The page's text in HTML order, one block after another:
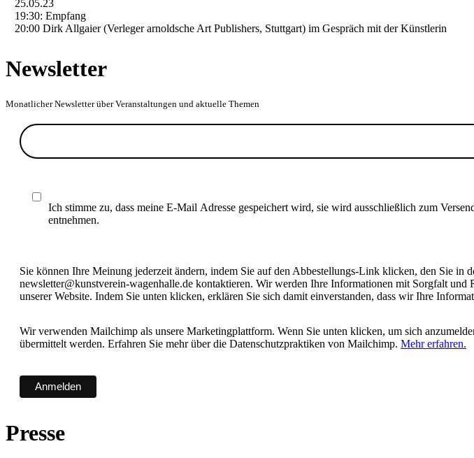
25.05.23
19:30: Empfang
20:00 Dirk Allgaier (Verleger arnoldsche Art Publishers, Stuttgart) im Gespräch mit der Künstlerin
Newsletter
Monatlicher Newsletter über Veranstaltungen und aktuelle Themen
Ich stimme zu, dass meine E-Mail Adresse gespeichert wird, sie wird ausschließlich zum
entnehmen.
Sie können Ihre Meinung jederzeit ändern, indem Sie auf den Abbestellungs-Link klicken, den Sie
newsletter@kunstverein-wagenhalle.de kontaktieren. Wir werden Ihre Informationen mit Sorgfalt
unserer Website. Indem Sie unten klicken, erklären Sie sich damit einverstanden, dass wir Ihre
Wir verwenden Mailchimp als unsere Marketingplattform. Wenn Sie unten klicken, um sich
übermittelt werden. Erfahren Sie mehr über die Datenschutzpraktiken von Mailchimp. Mehr erfahren.
Presse